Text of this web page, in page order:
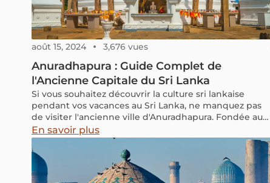
août 15, 2024 3,676 vues
Anuradhapura : Guide Complet de
l'Ancienne Capitale du Sri Lanka
Si vous souhaitez découvrir la culture sri lankaise
pendant vos vacances au Sri Lanka, ne manquez pas
de visiter l'ancienne ville d'Anuradhapura. Fondée au
4ème siècle avant JC, Anuradhapura témoigne de la
grande civilisation qui existait sur l'île il y a des milliers
d'années. Dans cet article, nous vous emmenons
explorer Anuradhapura, l'une des anciennes capitales
du Sri Lanka, reconnue par l'UNESCO comme site du
En savoir plus